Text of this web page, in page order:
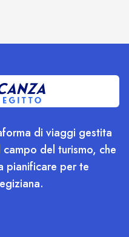
di viaggi gestita
del turismo, che
pianificare per te